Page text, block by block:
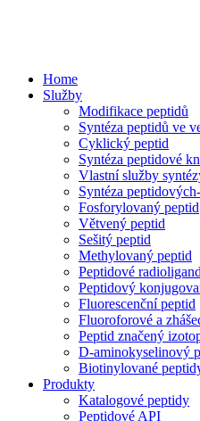
Home
Služby
Modifikace peptidů
Syntéza peptidů ve
Cyklický peptid
Syntéza peptidové
Vlastní služby
Syntéza
Fosforylovaný peptid
Větvený peptid
Sešitý peptid
Methylovaný peptid
Peptidové
Peptidový
Fluorescenční peptid
Fluoroforové a
Peptid značený
D-aminokyselinový
Biotinylované
Produkty
Katalogové peptidy
Peptidové API